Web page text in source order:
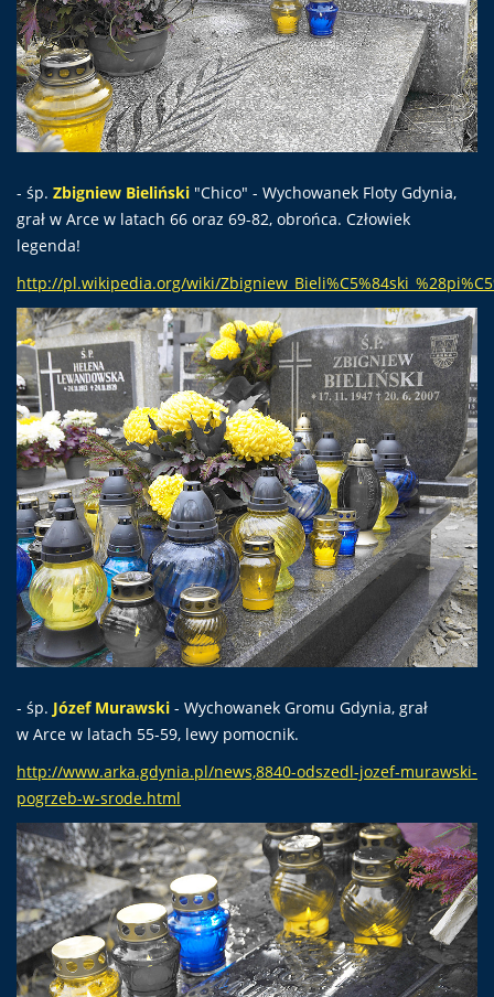
- śp. Zbigniew Bieliński "Chico" - Wychowanek Floty Gdynia,
grał w Arce w latach 66 oraz 69-82, obrońca. Człowiek
legenda!
http://pl.wikipedia.org/wiki/
- śp. Józef Murawski - Wychowanek Gromu Gdynia, grał
w Arce w latach 55-59, lewy pomocnik.
http://www.arka.gdynia.pl/news,8840-odszedl-jozef-murawski-
pogrzeb-w-srode.html